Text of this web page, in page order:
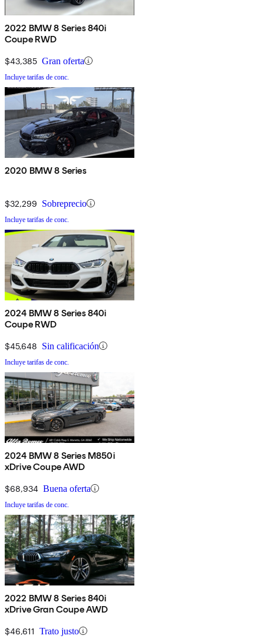
2022 BMW 8 Series 840i
Coupe RWD
$43,385 Gran oferta
Incluye tarifas de conc.
2020 BMW 8 Series
$32,299 Sobreprecio
Incluye tarifas de conc.
2024 BMW 8 Series 840i
Coupe RWD
$45,648 Sin calificación
Incluye tarifas de conc.
2024 BMW 8 Series M850i
xDrive Coupe AWD
$68,934 Buena oferta
Incluye tarifas de conc.
2022 BMW 8 Series 840i
xDrive Gran Coupe AWD
$46,611 Trato justo